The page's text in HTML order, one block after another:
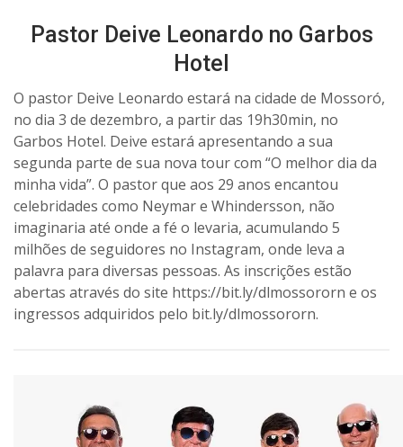
Pastor Deive Leonardo no Garbos
Hotel
O pastor Deive Leonardo estará na cidade de Mossoró,
no dia 3 de dezembro, a partir das 19h30min, no
Garbos Hotel. Deive estará apresentando a sua
segunda parte de sua nova tour com “O melhor dia da
minha vida”. O pastor que aos 29 anos encantou
celebridades como Neymar e Whindersson, não
imaginaria até onde a fé o levaria, acumulando 5
milhões de seguidores no Instagram, onde leva a
palavra para diversas pessoas. As inscrições estão
abertas através do site https://bit.ly/dlmossororn e os
ingressos adquiridos pelo bit.ly/dlmossororn.